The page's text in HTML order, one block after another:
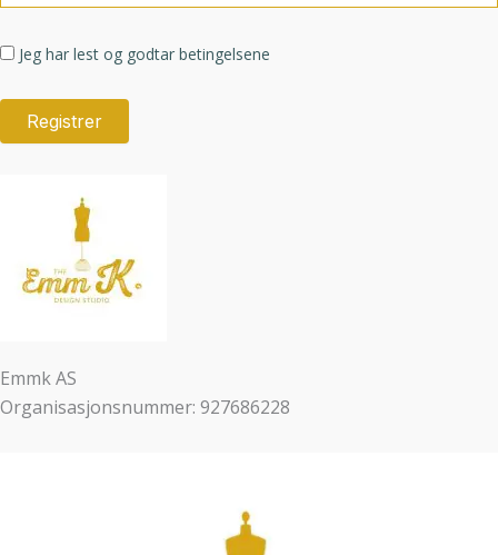
Jeg har lest og godtar betingelsene
Emmk AS
Organisasjonsnummer: 927686228